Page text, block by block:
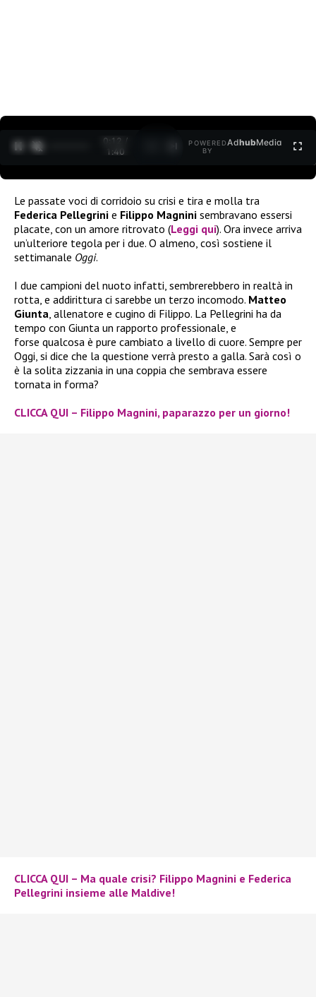
0:12 /
1:40
POWERED
BY
AdhubMedia
Le passate voci di corridoio su crisi e tira e molla tra
Federica Pellegrini e Filippo Magnini sembravano essersi
placate, con un amore ritrovato (Leggi qui). Ora invece arriva
un’ulteriore tegola per i due. O almeno, così sostiene il
settimanale Oggi.
I due campioni del nuoto infatti, sembrerebbero in realtà in
rotta, e addirittura ci sarebbe un terzo incomodo. Matteo
Giunta , allenatore e cugino di Filippo. La Pellegrini ha da
tempo con Giunta un rapporto professionale, e
forse qualcosa è pure cambiato a livello di cuore. Sempre per
Oggi, si dice che la questione verrà presto a galla. Sarà così o
è la solita zizzania in una coppia che sembrava essere
tornata in forma?
CLICCA QUI – Filippo Magnini, paparazzo per un giorno!
CLICCA QUI – Ma quale crisi? Filippo Magnini e Federica
Pellegrini insieme alle Maldive!